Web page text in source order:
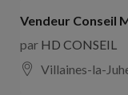
Vendeur Conseil
par HD CONSEIL
Villaines-la-